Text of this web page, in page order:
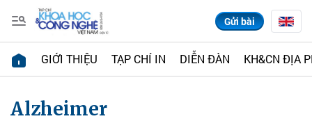
Gửi bài
GIỚI THIỆU TẠP CHÍ IN DIỄN ĐÀN KH&CN ĐỊA
Alzheimer